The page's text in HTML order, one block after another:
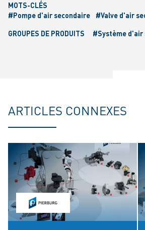
MOTS-CLÉS
#Pompe d'air secondaire
#Valve d'air
GROUPES DE PRODUITS
#Système d'air
ARTICLES CONNEXES